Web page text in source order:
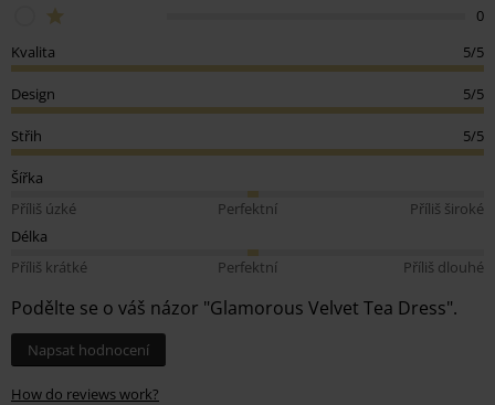
0
Kvalita
5/5
Design 5/5
Střih 5/5
Šířka
Příliš úzké
Perfektní
Příliš široké
Délka
Příliš krátké
Perfektní Příliš dlouhé
Podělte se o váš názor "Glamorous Velvet Tea Dress".
Napsat hodnocení
How do reviews work?